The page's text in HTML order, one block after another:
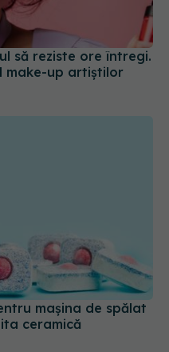
make-up artiștilor
mașina de spălat
ceramică